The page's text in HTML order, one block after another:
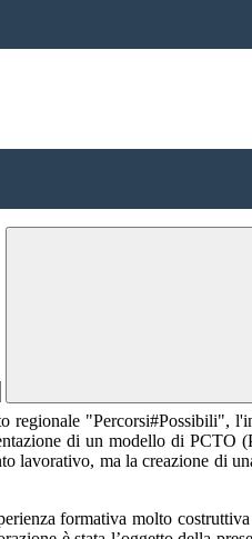
"Percorsi#Possibili",
di un modello di PCTO
lavorativo, ma la creazione di
formativa molto